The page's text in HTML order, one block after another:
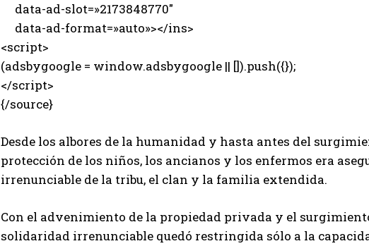
data-ad-slot=»2173848770″
data-ad-format=»auto»></ins>
<script>
(adsbygoogle = window.adsbygoogle || []).push({});
</script>
{/source}
Desde los albores de la humanidad y hasta antes del
protección de los niños, los ancianos y los enfermos era
irrenunciable de la tribu, el clan y la familia extendida.
Con el advenimiento de la propiedad privada y el
solidaridad irrenunciable quedó restringida sólo a la